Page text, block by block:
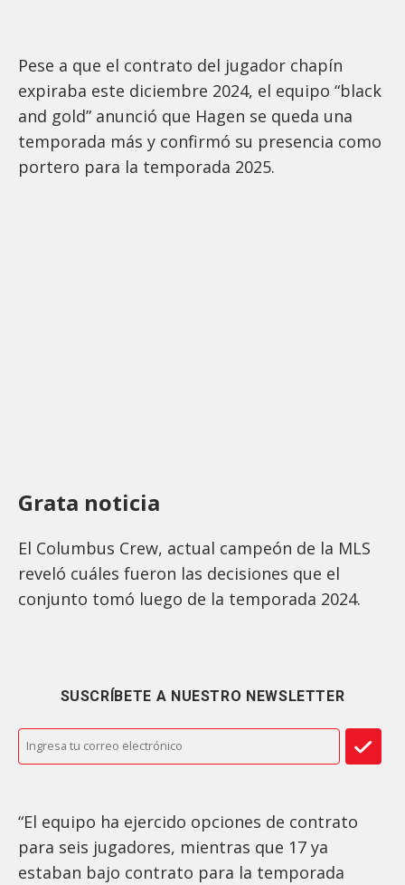
Pese a que el contrato del jugador chapín
expiraba este diciembre 2024, el equipo “black
and gold” anunció que Hagen se queda una
temporada más y confirmó su presencia como
portero para la temporada 2025.
Grata noticia
El Columbus Crew, actual campeón de la MLS
reveló cuáles fueron las decisiones que el
conjunto tomó luego de la temporada 2024.
SUSCRÍBETE A NUESTRO NEWSLETTER
“El equipo ha ejercido opciones de contrato
para seis jugadores, mientras que 17 ya
estaban bajo contrato para la temporada